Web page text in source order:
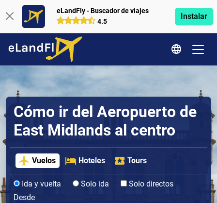
eLandFly - Buscador de viajes
4.5
Instalar
Cómo ir del Aeropuerto de
East Midlands al centro
Vuelos Hoteles Tours
Ida y vuelta Solo ida
Solo directos
Desde